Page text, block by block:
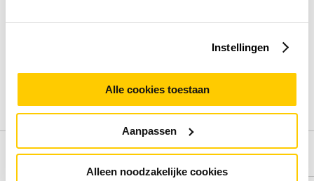
Instellingen
Alle cookies toestaan
Aanpassen
Alleen noodzakelijke cookies
Beoordelingen binnenkort beschikbaar
Deel je ervaring met het product door het schrijven van een
Alternatieven